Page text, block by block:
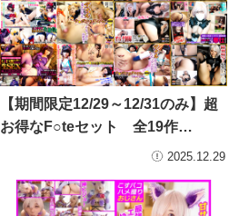
【期間限定12/29～12/31のみ】超
お得なF○teセット 全19作…
2025.12.29